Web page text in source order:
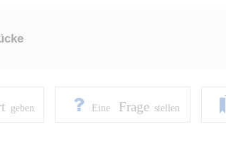
geben Eine Frage stellen